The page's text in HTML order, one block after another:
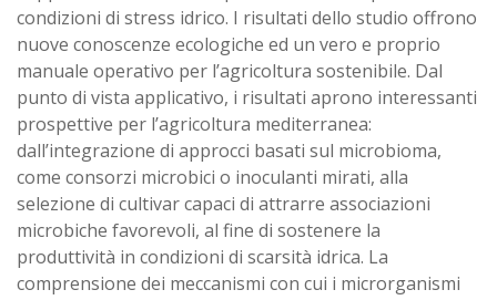
condizioni di stress idrico. I risultati dello studio offrono
nuove conoscenze ecologiche ed un vero e proprio
manuale operativo per l’agricoltura sostenibile. Dal
punto di vista applicativo, i risultati aprono interessanti
prospettive per l’agricoltura mediterranea:
dall’integrazione di approcci basati sul microbioma,
come consorzi microbici o inoculanti mirati, alla
selezione di cultivar capaci di attrarre associazioni
microbiche favorevoli, al fine di sostenere la
produttività in condizioni di scarsità idrica. La
comprensione dei meccanismi con cui i microrganismi